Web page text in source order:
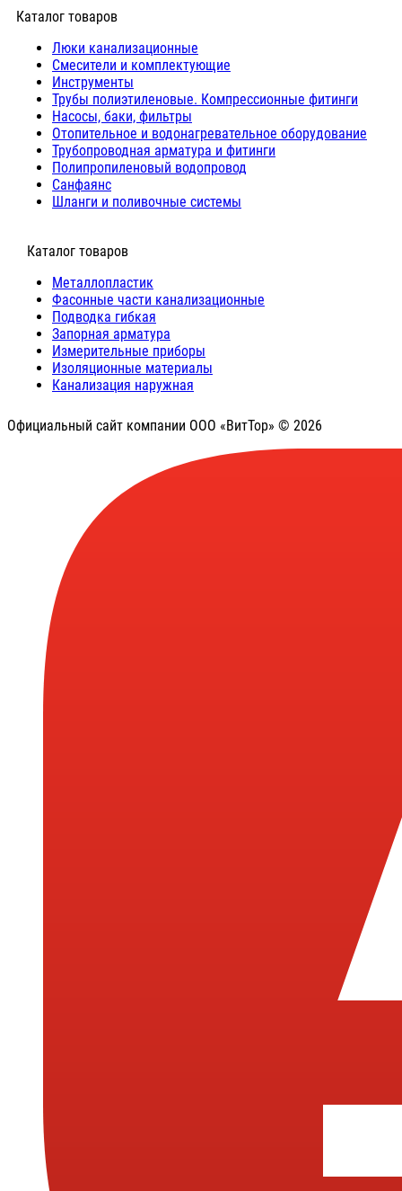
Каталог товаров
Люки канализационные
Cмесители и комплектующие
Инструменты
Трубы полиэтиленовые. Компрессионные фитинги
Насосы, баки, фильтры
Отопительное и водонагревательное оборудование
Трубопроводная арматура и фитинги
Полипропиленовый водопровод
Санфаянс
Шланги и поливочные системы
⠀Каталог товаров
Металлопластик
Фасонные части канализационные
Подводка гибкая
Запорная арматура
Измерительные приборы
Изоляционные материалы
Канализация наружная
Официальный сайт компании ООО «ВитТор» © 2026